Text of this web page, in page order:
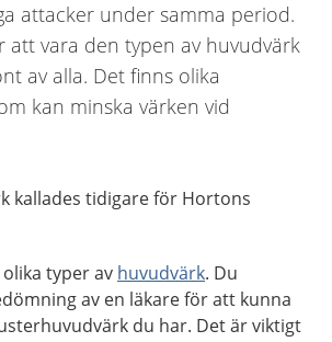
attacker under samma period.
att vara den typen av huvudvärk
av alla. Det finns olika
kan minska värken vid
kallades tidigare för Hortons
typer av huvudvärk. Du
av en läkare för att kunna
du har. Det är viktigt